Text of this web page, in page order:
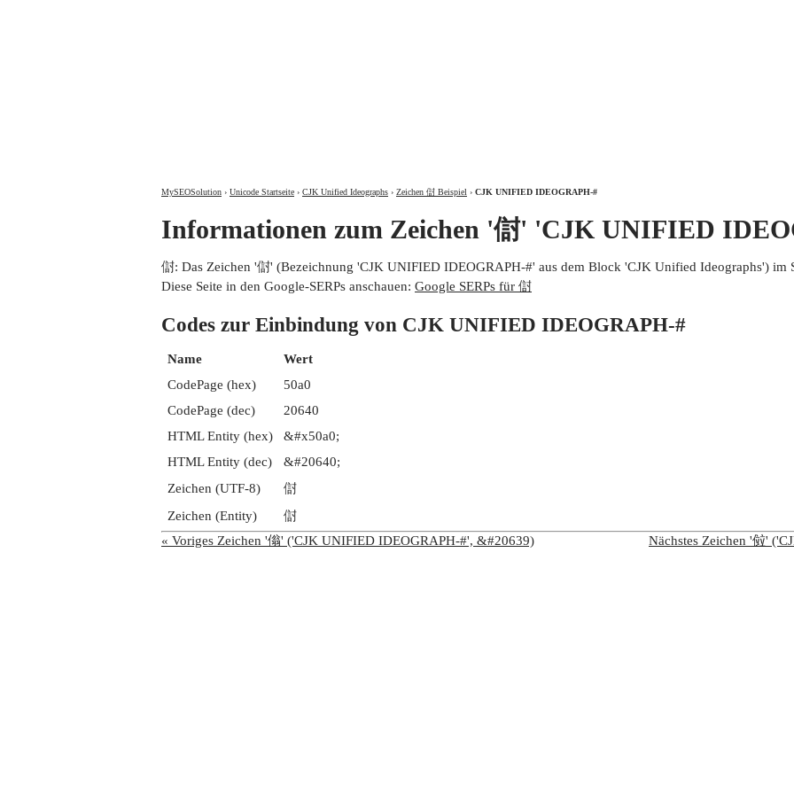
MySEOSolution › Unicode Startseite › CJK Unified Ideographs › Zeichen 傠 Beispiel › CJK UNIFIED IDEOGRAPH-#
Informationen zum Zeichen '傠' 'CJK UNIFIED
傠: Das Zeichen '傠' (Bezeichnung 'CJK UNIFIED IDEOGRAPH-#' aus dem Block 'CJK Unified Ideographs') im
Diese Seite in den Google-SERPs anschauen: Google SERPs für 傠
Codes zur Einbindung von CJK UNIFIED IDEOGRAPH-#
Name
Wert
CodePage (hex)
50a0
CodePage (dec)
20640
HTML Entity (hex)
&#x50a0;
HTML Entity (dec)
&#20640;
Zeichen (UTF-8)
傠
Zeichen (Entity)
傠
« Voriges Zeichen '傟' ('CJK UNIFIED IDEOGRAPH-#', &#20639)
Nächstes Zeichen '傡'